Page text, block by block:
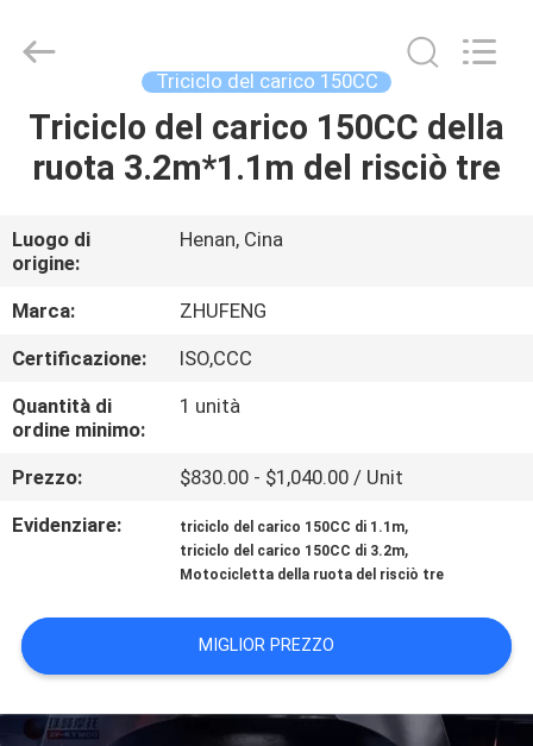
CASA
CIRCA
NOI
GIRO
DELLA
FABBRICA
CONTROLLO
QUALITÀ
CONTATTICI
Motorcycle
Rights
Triciclo del carico 150CC
Triciclo del carico 150CC della
ruota 3.2m*1.1m del risciò tre
Luogo di
origine:
Henan, Cina
Marca:
ZHUFENG
Certificazione:
ISO,CCC
Quantità di
ordine minimo:
1 unità
Prezzo:
$830.00 - $1,040.00 / Unit
Evidenziare:
triciclo del carico 150CC di 1.1m,
triciclo del carico 150CC di 3.2m,
Motocicletta della ruota del risciò tre
MIGLIOR PREZZO